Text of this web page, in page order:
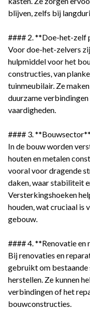
blijven, zelfs bij
#### 2. **Doe-het-zelf
Voor doe-het-zelvers
hulpmiddel voor het
constructies, van
tuinmeubilair. Ze
duurzame
vaardigheden.
#### 3. **Bouwsector**
In de bouw worden
houten en metalen
vooral voor dragende
daken, waar stabiliteit
Versterkingshoeken
houden, wat cruciaal is
gebouw.
#### 4. **Renovatie en
Bij renovaties en
gebruikt om
herstellen. Ze kunnen
verbindingen of het
bouwconstructies.